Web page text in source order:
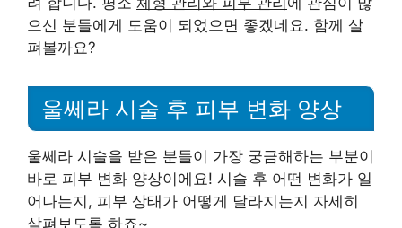
으신 분들에게 도움이 되었으면 좋겠네요. 함께 살
펴볼까요?
울쎄라 시술 후 피부 변화 양상
울쎄라 시술을 받은 분들이 가장 궁금해하는 부분이
바로 피부 변화 양상이에요! 시술 후 어떤 변화가 일
어나는지, 피부 상태가 어떻게 달라지는지 자세히
살펴보도록 하죠~